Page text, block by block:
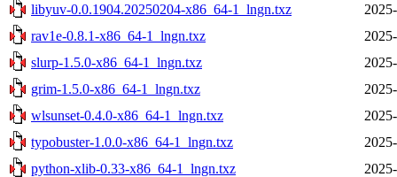
libyuv-0.0.1904.20250204-x86_64-1_lngn.txz
rav1e-0.8.1-x86_64-1_lngn.txz
slurp-1.5.0-x86_64-1_lngn.txz
grim-1.5.0-x86_64-1_lngn.txz
wlsunset-0.4.0-x86_64-1_lngn.txz
typobuster-1.0.0-x86_64-1_lngn.txz
python-xlib-0.33-x86_64-1_lngn.txz